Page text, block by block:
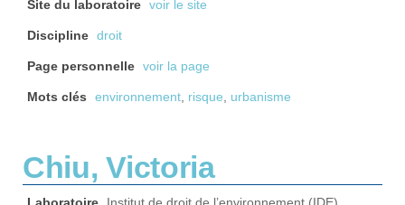
Site du laboratoire voir le site
Discipline droit
Page personnelle voir la page
Mots clés environnement, risque, urbanisme
Chiu, Victoria